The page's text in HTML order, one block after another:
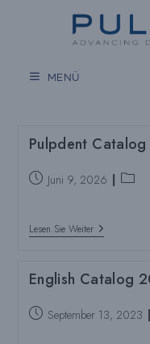
MENÜ
Pulpdent
BeitragJuni 9, 2026
Lesen Sie WeiterPulpdent
Catalog
2026
English Catalog
BeitragSeptember 13, 2023